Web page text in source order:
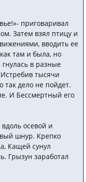
приговаривал
Затем взял птицу и
вводить ее
там и была, но
в разные
тысячи
дело не пойдет.
И Бессмертный его
осевой и
шнур. Крепко
Кащей сунул
Грызун заработал